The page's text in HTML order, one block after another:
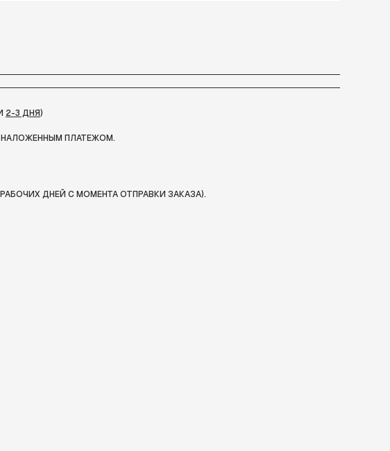
2-3 ДНЯ)
НАЛОЖЕННЫМ ПЛАТЕЖОМ.
ДНЕЙ С МОМЕНТА ОТПРАВКИ ЗАКАЗА).